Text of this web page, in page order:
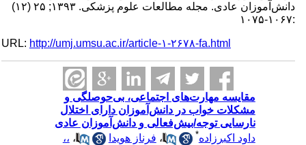
دانش‌آموزان عادی. مجله مطالعات علوم پزشکی. ۱۳۹۳; ۲۵ (۱۲)
URL:http://umj.umsu.ac.ir/article-۱-۲۶۷۸-fa.html
مقایسه مهارت‌های اجتماعی، بی‌حوصلگی و
مشکلات خواب در دانش‌آموزان دارای اختلال
نارسایی توجه/بیش‌فعالی و دانش‌آموزان عادی
داود اکبرزاده
، فرناز هویدا ، ،،